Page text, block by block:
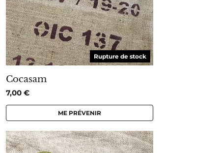
Rupture de stock
Cocasam
7,00 €
ME PRÉVENIR